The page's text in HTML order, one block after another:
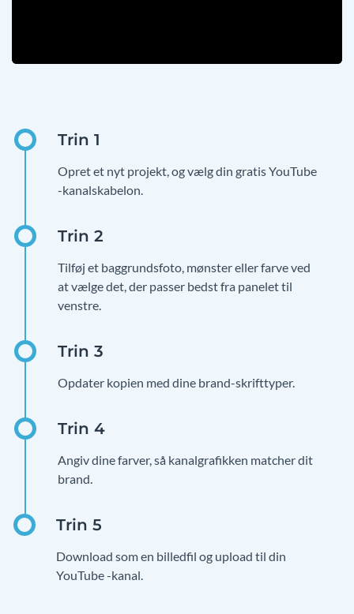
Opret et nyt projekt, og vælg din gratis YouTube
-kanalskabelon.
Tilføj et baggrundsfoto, mønster eller farve ved
at vælge det, der passer bedst fra panelet til
venstre.
Opdater kopien med dine brand-skrifttyper.
Angiv dine farver, så kanalgrafikken matcher dit
brand.
Download som en billedfil og upload til din
YouTube -kanal.